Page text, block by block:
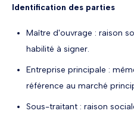
Identification des parties
Maître d'ouvrage : raison
habilité à signer.
Entreprise principale :
référence au marché
Sous-traitant : raison